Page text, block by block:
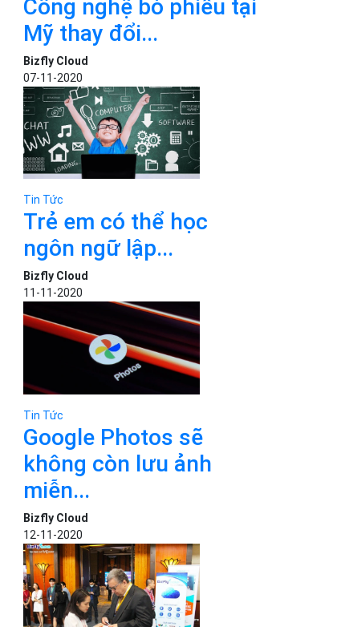
Công nghệ bỏ phiếu tại
Mỹ thay đổi...
Bizfly Cloud
07-11-2020
Tin Tức
Trẻ em có thể học
ngôn ngữ lập...
Bizfly Cloud
11-11-2020
Tin Tức
Google Photos sẽ
không còn lưu ảnh
miễn...
Bizfly Cloud
12-11-2020